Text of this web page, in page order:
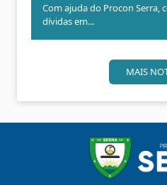
Com ajuda do Procon Serra,
dívidas em...
MAIS